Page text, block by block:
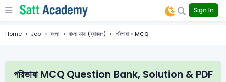
Sign In
Home Job বাংলা বাংলা ভাষা (ব্যাকরণ) পরিভাষা > MCQ
পরিভাষা MCQ Question Bank, Solution & PDF